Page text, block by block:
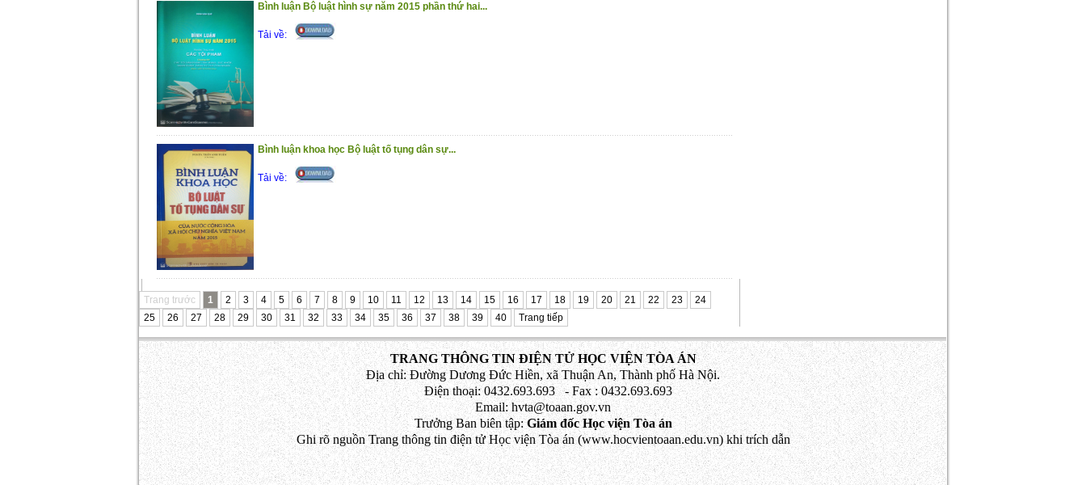
Bình luận Bộ luật hình sự năm 2015 phần thứ hai...
Tải về:
Bình luận khoa học Bộ luật tố tụng dân sự...
Tải về:
Trang trước 1 2 3 4 5 6 7 8 9 10 11 12 13 14 15 16 17 18 19 20 21 22 23
24
25
26 27 28 29 30 31 32 33 34 35 36 37 38 39 40 Trang tiếp
TRANG THÔNG TIN ĐIỆN TỬ HỌC VIỆN TÒA ÁN
Địa chỉ: Đường Dương Đức Hiền, xã Thuận An, Thành phố Hà Nội.
Điện thoại: 0432.693.693 - Fax : 0432.693.693
Email: hvta@toaan.gov.vn
Trưởng Ban biên tập:Giám đốc Học viện Tòa án
Ghi rõ nguồn Trang thông tin điện tử Học viện Tòa án (www.hocvientoaan.edu.vn) khi trích dẫn